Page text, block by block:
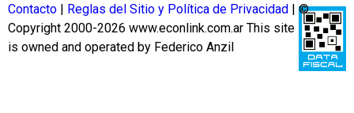
Contacto | Reglas del Sitio y Política de Privacidad | ©
Copyright 2000-2026 www.econlink.com.ar This site
is owned and operated by Federico Anzil